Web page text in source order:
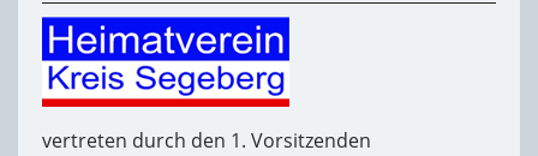
vertreten durch den 1. Vorsitzenden